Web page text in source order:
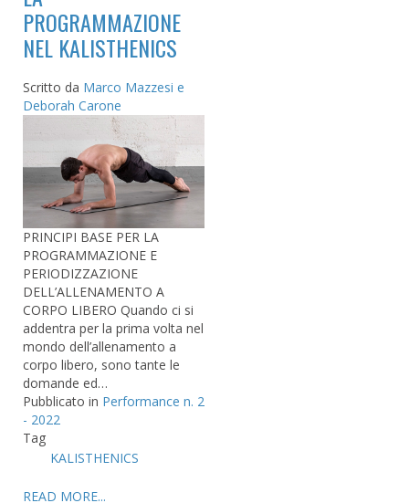
PROGRAMMAZIONE
NEL KALISTHENICS
Scritto da Marco Mazzesi e
Deborah Carone
PRINCIPI BASE PER LA
PROGRAMMAZIONE E
PERIODIZZAZIONE
DELL’ALLENAMENTO A
CORPO LIBERO Quando ci si
addentra per la prima volta nel
mondo dell’allenamento a
corpo libero, sono tante le
domande ed…
Pubblicato in Performance n. 2
- 2022
Tag
KALISTHENICS
READ MORE...